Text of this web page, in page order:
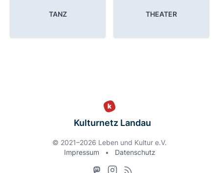
TANZ THEATER
Kulturnetz Landau
© 2021–2026 Leben und Kultur e.V.
Impressum
• Datenschutz